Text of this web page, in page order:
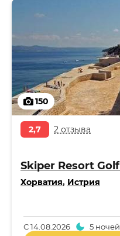
150
2,7 2 отзыва
Skiper Resort
Хорватия, Истрия
С14.08.2026 5 ночей